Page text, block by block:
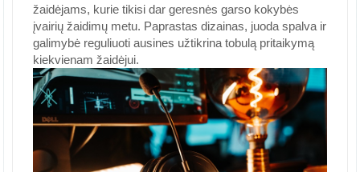
žaidėjams, kurie tikisi dar geresnės garso kokybės
įvairių žaidimų metu. Paprastas dizainas, juoda spalva ir
galimybė reguliuoti ausines užtikrina tobulą pritaikymą
kiekvienam žaidėjui.